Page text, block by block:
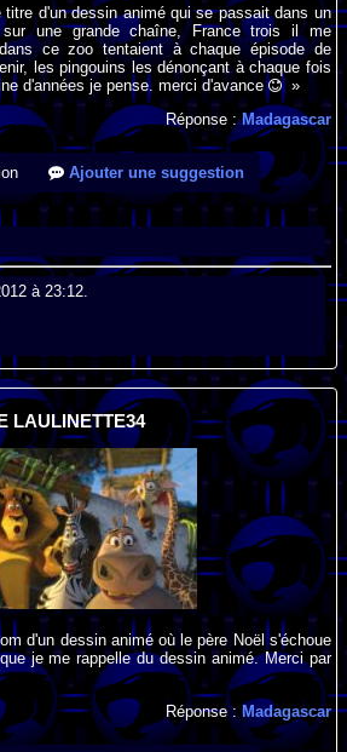
titre d'un dessin animé qui se passait dans un
une grande chaîne, France trois il me
ce zoo tentaient à chaque épisode de
les pingouins les dénonçant à chaque fois
d'années je pense. merci d'avance
»
Réponse :Madagascar
Ajouter une suggestion
à 23:12.
LAULINETTE34
d'un dessin animé où le père Noël s'échoue
je me rappelle du dessin animé. Merci par
Réponse : Madagascar